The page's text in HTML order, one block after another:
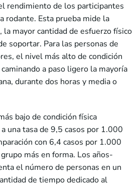
rendimiento de los participantes
rodante. Esta prueba mide la
la mayor cantidad de esfuerzo físico
soportar. Para las personas de
el nivel más alto de condición
a paso ligero la mayoría
durante dos horas y media o
bajo de condición física
una tasa de 9,5 casos por 1.000
con 6,4 casos por 1.000
más en forma. Los años-
el número de personas en un
de tiempo dedicado al